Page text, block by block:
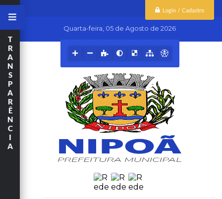
Login / Cadastro
Quarta-feira 05 de Agosto de 2026
T
R
A
N
S
P
A
R
Ê
N
C
I
A